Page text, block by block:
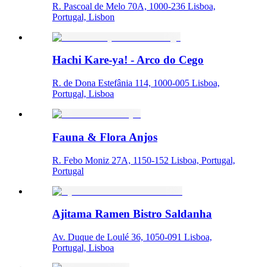
R. Pascoal de Melo 70A, 1000-236 Lisboa,
Portugal, Lisbon
Hachi Kare-ya! - Arco do Cego
R. de Dona Estefânia 114, 1000-005 Lisboa,
Portugal, Lisboa
Fauna & Flora Anjos
R. Febo Moniz 27A, 1150-152 Lisboa, Portugal,
Portugal
Ajitama Ramen Bistro Saldanha
Av. Duque de Loulé 36, 1050-091 Lisboa,
Portugal, Lisboa